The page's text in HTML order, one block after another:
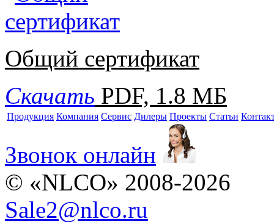
Общий сертификат
Скачать PDF, 1.8 МБ
Продукция Компания Сервис Дилеры Проекты Статьи
Звонок онлайн
© «NLCO» 2008-2026
Sale2@nlco.ru